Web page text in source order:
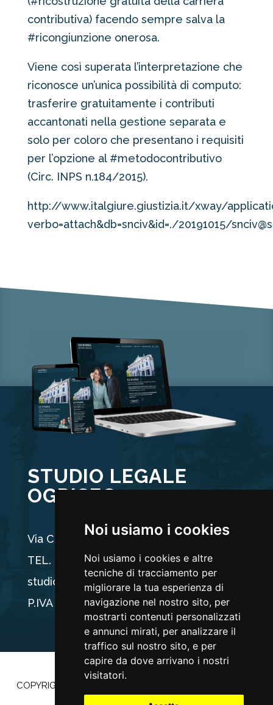
Noi usiamo i cookies
Noi usiamo i cookies e altre
tecniche di tracciamento per
migliorare la tua esperienza di
navigazione nel nostro sito, per
mostrarti contenuti personalizzati
e annunci mirati, per analizzare il
traffico sul nostro sito, e per
capire da dove arrivano i nostri
visitatori.
contributiva) facendo sempre salva la
#ricongiunzione onerosa.
Viene così superata l’interpretazione che
riconosce un’unica possibilità di computo:
trasferire gratuitamente i contributi
accantonati nella gestione separata e
solo per coloro che presentano i requisiti
per l’opzione al #metodocontributivo
(Circ. INPS n.184/2015).
http://www.italgiure.giustizia.it/xway/
verbo=attach&db=snciv&id=./20191015/
STUDIO LEGALE
OGRISEG
Via Carducci 44, 33100 Udine
TEL. +39 0432 512704
studio@ogriseg.legal
P.IVA 02590960304
COPYRIGHT ©2022 |